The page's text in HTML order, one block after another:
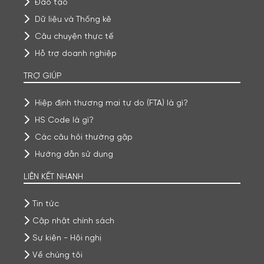
Đào tạo
Dữ liệu và Thống kê
Câu chuyện thực tế
Hỗ trợ doanh nghiệp
TRỢ GIÚP
Hiệp định thương mại tự do (FTA) là gì?
HS Code là gì?
Các câu hỏi thường gặp
Hướng dẫn sử dụng
LIÊN KẾT NHANH
Tin tức
Cập nhật chính sách
Sự kiện - Hội nghị
Về chúng tôi